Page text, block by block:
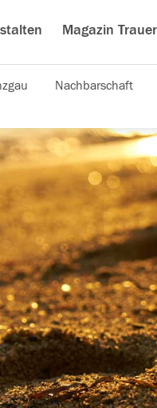
Magazin
Nachbarschaft